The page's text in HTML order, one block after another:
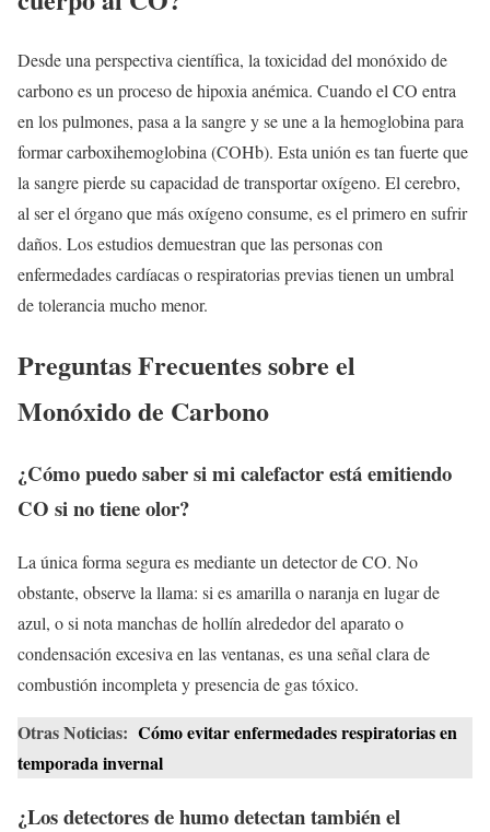
Desde una perspectiva científica, la toxicidad del monóxido de
carbono es un proceso de hipoxia anémica. Cuando el CO entra
en los pulmones, pasa a la sangre y se une a la hemoglobina para
formar carboxihemoglobina (COHb). Esta unión es tan fuerte que
la sangre pierde su capacidad de transportar oxígeno. El cerebro,
al ser el órgano que más oxígeno consume, es el primero en sufrir
daños. Los estudios demuestran que las personas con
enfermedades cardíacas o respiratorias previas tienen un umbral
de tolerancia mucho menor.
Preguntas Frecuentes sobre el
Monóxido de Carbono
¿Cómo puedo saber si mi calefactor está emitiendo
CO si no tiene olor?
La única forma segura es mediante un detector de CO. No
obstante, observe la llama: si es amarilla o naranja en lugar de
azul, o si nota manchas de hollín alrededor del aparato o
condensación excesiva en las ventanas, es una señal clara de
combustión incompleta y presencia de gas tóxico.
Otras Noticias: Cómo evitar enfermedades respiratorias en
temporada invernal
¿Los detectores de humo detectan también el